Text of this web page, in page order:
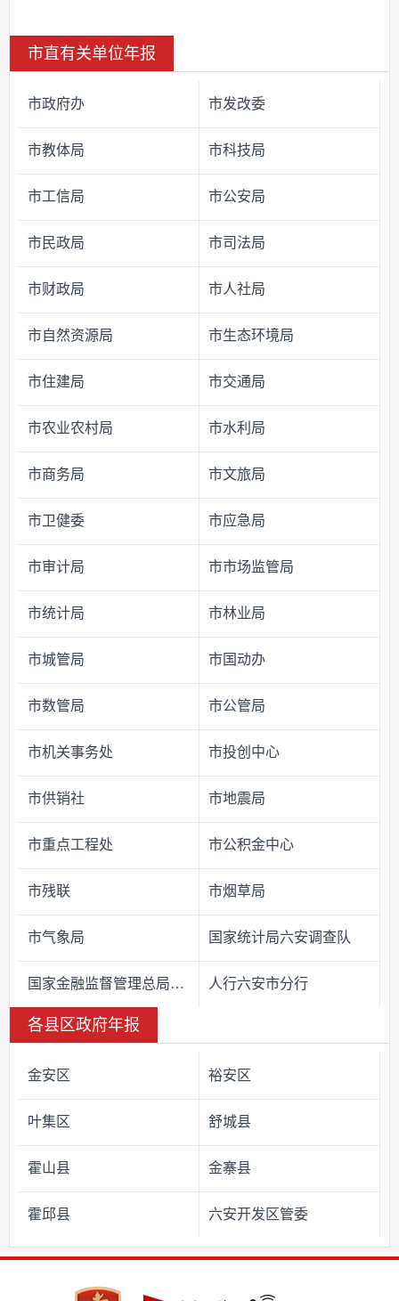
市直有关单位年报
市政府办 市发改委
市教体局 市科技局
市工信局 市公安局
市民政局 市司法局
市财政局 市人社局
市自然资源局 市生态环境局
市住建局 市交通局
市农业农村局 市水利局
市商务局 市文旅局
市卫健委 市应急局
市审计局 市市场监管局
市统计局 市林业局
市城管局 市国动办
市数管局 市公管局
市机关事务处 市投创中心
市供销社 市地震局
市重点工程处 市公积金中心
市残联 市烟草局
市气象局 国家统计局六安调查队
国家金融监督管理总局六安监管分局 人行六安市分行
各县区政府年报
金安区 裕安区
叶集区 舒城县
霍山县 金寨县
霍邱县 六安开发区管委